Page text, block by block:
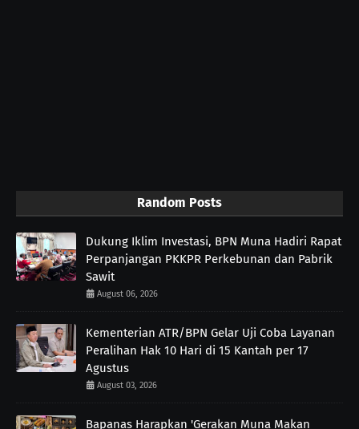
Random Posts
Dukung Iklim Investasi, BPN Muna Hadiri Rapat
Perpanjangan PKKPR Perkebunan dan Pabrik
Sawit
August 06, 2026
Kementerian ATR/BPN Gelar Uji Coba Layanan
Peralihan Hak 10 Hari di 15 Kantah per 17
Agustus
August 03, 2026
Bapanas Harapkan 'Gerakan Muna Makan